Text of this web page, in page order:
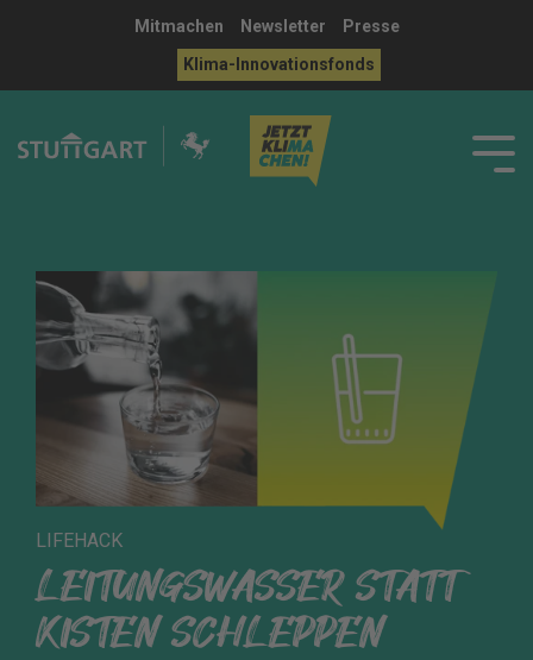
Mitmachen Newsletter
Presse
Klima-Innovationsfonds
LIFEHACK
LEITUNGSWASSER STATT
KISTEN SCHLEPPEN